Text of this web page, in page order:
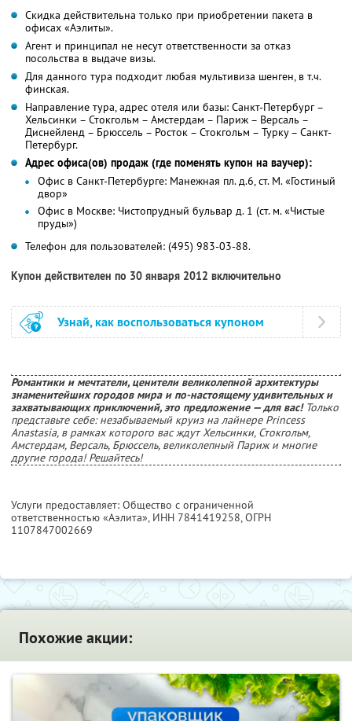
Скидка действительна только при приобретении пакета в
офисах «Аэлиты».
Агент и принципал не несут ответственности за отказ
посольства в выдаче визы.
Для данного тура подходит любая мультивиза шенген, в т.ч.
финская.
Направление тура, адрес отеля или базы: Санкт-Петербург –
Хельсинки – Стокгольм – Амстердам – Париж – Версаль –
Диснейленд – Брюссель – Росток – Стокгольм – Турку – Санкт-
Петербург.
Адрес офиса(ов) продаж (где поменять купон на ваучер):
Офис в Санкт-Петербурге: Манежная пл. д.6, ст. М. «Гостиный
двор»
Офис в Москве: Чистопрудный бульвар д. 1 (ст. м. «Чистые
пруды»)
Телефон для пользователей: (495) 983-03-88.
Купон действителен по 30 января 2012 включительно
Узнай, как воспользоваться купоном
Романтики и мечтатели, ценители великолепной архитектуры
знаменитейших городов мира и по-настоящему удивительных и
захватывающих приключений, это предложение — для вас!Только
представьте себе: незабываемый круиз на лайнере Princess
Anastasia, в рамках которого вас ждут Хельсинки, Стокгольм,
Амстердам, Версаль, Брюссель, великолепный Париж и многие
другие города! Решайтесь!
Услуги предоставляет: Общество с ограниченной
ответственностью «Аэлита», ИНН 7841419258, ОГРН
1107847002669
Похожие акции: